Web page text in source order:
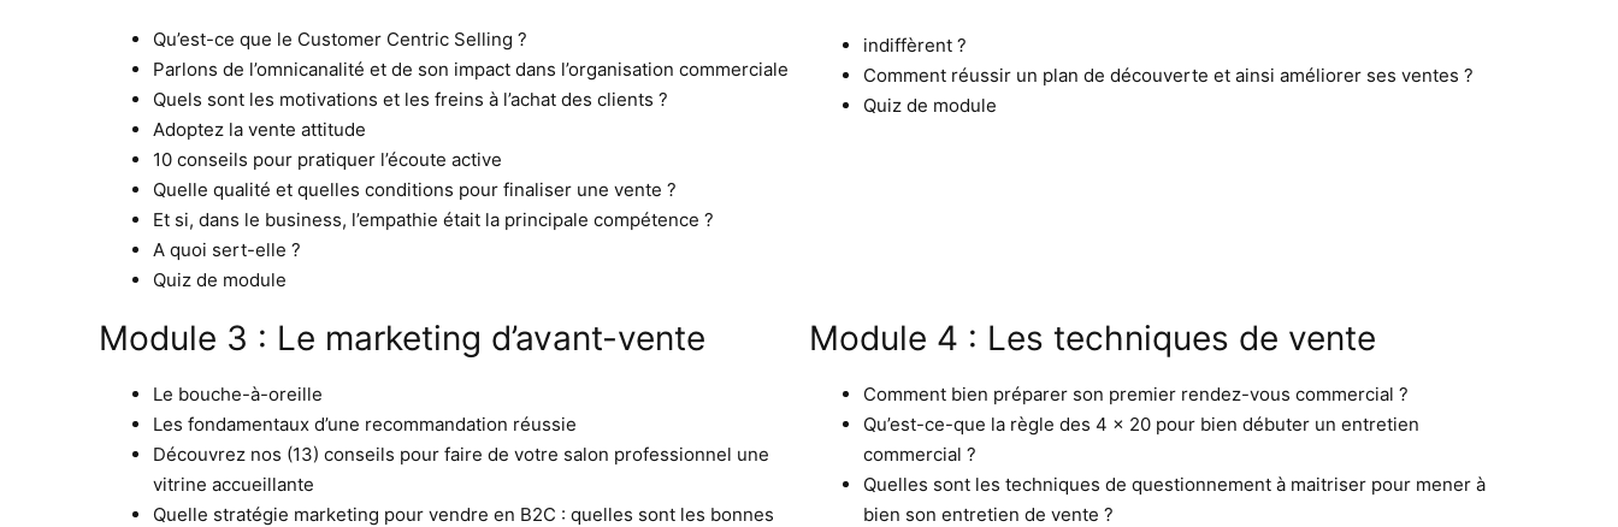
Qu’est-ce que le Customer Centric Selling ?
Parlons de l’omnicanalité et de son impact dans l’organisation commerciale
Quels sont les motivations et les freins à l’achat des clients ?
Adoptez la vente attitude
10 conseils pour pratiquer l’écoute active
Quelle qualité et quelles conditions pour finaliser une vente ?
Et si, dans le business, l’empathie était la principale compétence ?
A quoi sert-elle ?
Quiz de module
indiffèrent ?
Comment réussir un plan de découverte et ainsi améliorer ses ventes ?
Quiz de module
Module 3 : Le marketing d’avant-vente
Le bouche-à-oreille
Les fondamentaux d’une recommandation réussie
Découvrez nos (13) conseils pour faire de votre salon professionnel une
vitrine accueillante
Quelle stratégie marketing pour vendre en B2C : quelles sont les bonnes
Module 4 : Les techniques de vente
Comment bien préparer son premier rendez-vous commercial ?
Qu’est-ce-que la règle des 4 x 20 pour bien débuter un entretien
commercial ?
Quelles sont les techniques de questionnement à maitriser pour mener à
bien son entretien de vente ?